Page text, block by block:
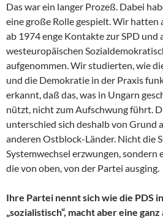
Das war ein langer Prozeß. Dabei
eine große Rolle gespielt. Wir hatten
ab 1974 enge Kontakte zur SPD und
westeuropäischen
aufgenommen. Wir studierten, wie
und die Demokratie in der Praxis
erkannt, daß das, was in Ungarn
nützt, nicht zum Aufschwung führt.
unterschied sich deshalb von Grund
anderen Ostblock-Länder. Nicht die
Systemwechsel erzwungen, sondern
die von oben, von der Partei ausging.
Ihre Partei nennt sich wie die PDS
„sozialistisch“, macht aber eine